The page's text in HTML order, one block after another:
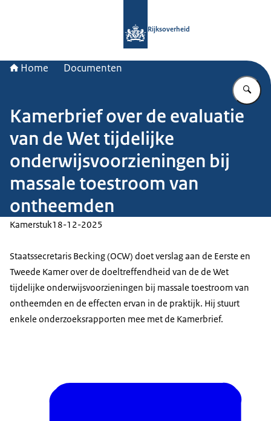
Rijksoverheid
Home Documenten
Kamerbrief over de evaluatie
van de Wet tijdelijke
onderwijsvoorzieningen bij
massale toestroom van
ontheemden
Kamerstuk18-12-2025
Staatssecretaris Becking (OCW) doet verslag aan de Eerste en
Tweede Kamer over de doeltreffendheid van de de Wet
tijdelijke onderwijsvoorzieningen bij massale toestroom van
ontheemden en de effecten ervan in de praktijk. Hij stuurt
enkele onderzoeksrapporten mee met de Kamerbrief.